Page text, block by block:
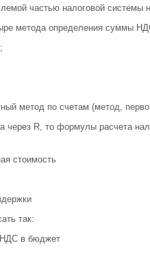
частью налоговой системы
метода определения суммы
метод по счетам (метод,
через R, то формулы расчета
стоимость
так:
в бюджет